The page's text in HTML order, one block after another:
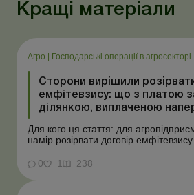
Кращі матеріали
Агро | Господарські операції в агросекторі
Сторони вирішили
емфітевзису: що з платою
ділянкою, виплаченою
Для кого ця стаття: для
намір розірвати договір
ситуацію тим, що плата за
ділянкою була виплачена власнику
років. У такому разі перед
0 1 238